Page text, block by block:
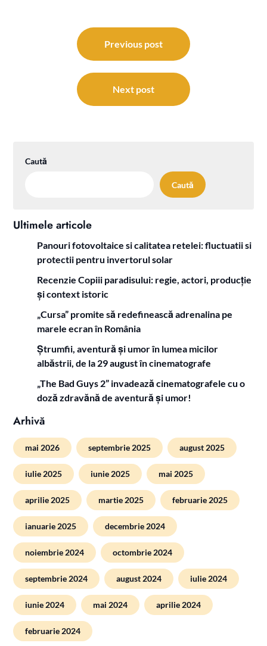
Previous post
Next post
Caută
Caută
Ultimele articole
Panouri fotovoltaice si calitatea retelei: fluctuatii si
protectii pentru invertorul solar
Recenzie Copiii paradisului: regie, actori, producție
și context istoric
„Cursa” promite să redefinească adrenalina pe
marele ecran în România
Ștrumfii, aventură și umor în lumea micilor
albăstrii, de la 29 august în cinematografe
„The Bad Guys 2” invadează cinematografele cu o
doză zdravănă de aventură și umor!
Arhivă
mai 2026 septembrie 2025 august 2025
iulie 2025 iunie 2025 mai 2025
aprilie 2025 martie 2025 februarie 2025
ianuarie 2025 decembrie 2024
noiembrie 2024 octombrie 2024
septembrie 2024 august 2024 iulie 2024
iunie 2024 mai 2024 aprilie 2024
februarie 2024